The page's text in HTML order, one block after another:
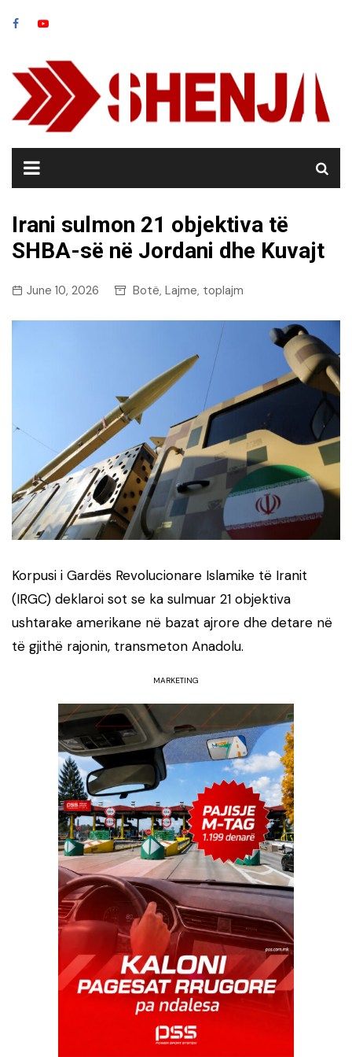
Irani sulmon 21 objektiva të
SHBA-së në Jordani dhe Kuvajt
June 10, 2026 Botë, Lajme, toplajm
Korpusi i Gardës Revolucionare Islamike të Iranit
(IRGC) deklaroi sot se ka sulmuar 21 objektiva
ushtarake amerikane në bazat ajrore dhe detare në
të gjithë rajonin, transmeton Anadolu.
MARKETING